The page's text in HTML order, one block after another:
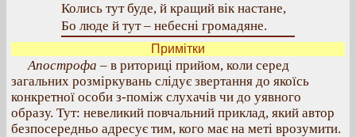
Колись тут буде, й кращий вік настане,
Бо люде й тут – небесні громадяне.
Примітки
Апострофа – в риториці прийом, коли серед
загальних розміркувань слідує звертання до якоїсь
конкретної особи з-поміж слухачів чи до уявного
образу. Тут: невеликий повчальний приклад, який автор
безпосередньо адресує тим, кого має на меті врозумити.